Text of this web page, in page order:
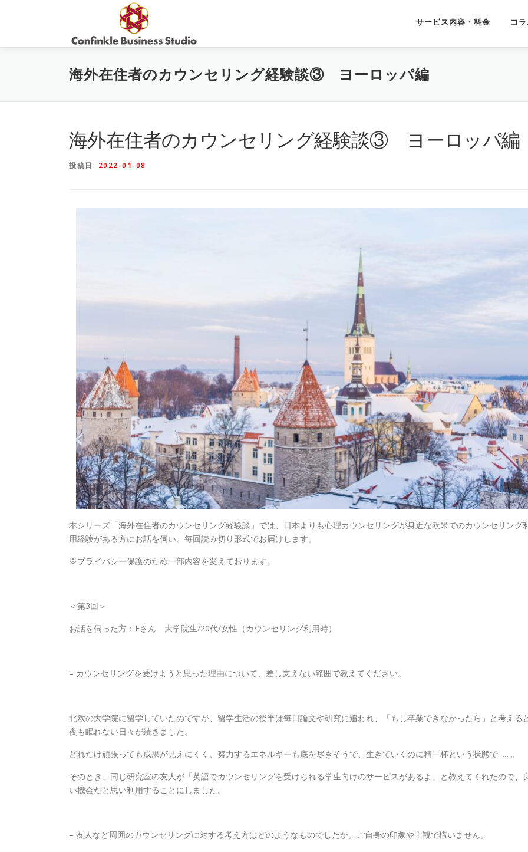
ン
サービス内容・料金 コ
海外在住者のカウンセリング経験談③ ヨーロッパ編
海外在住者のカウンセリング経験談③ ヨーロッパ編
投稿日: 2022-01-08
本シリーズ「海外在住者のカウンセリング経験談」では、日本よりも心理カウンセリングが身近な欧米でのカウンセリング
用経験がある方にお話を伺い、毎回読み切り形式でお届けします。
※プライバシー保護のため一部内容を変えております。
＜第3回＞
お話を伺った方：Eさん 大学院生/20代/女性（カウンセリング利用時）
– カウンセリングを受けようと思った理由について、差し支えない範囲で教えてください。
北欧の大学院に留学していたのですが、留学生活の後半は毎日論文や研究に追われ、「もし卒業できなかったら」と考える
夜も眠れない日々が続きました。
どれだけ頑張っても成果が見えにくく、努力するエネルギーも底を尽きそうで、生きていくのに精一杯という状態で……。
そのとき、同じ研究室の友人が「英語でカウンセリングを受けられる学生向けのサービスがあるよ」と教えてくれたので、
い機会だと思い利用することにしました。
– 友人など周囲のカウンセリングに対する考え方はどのようなものでしたか。ご自身の印象や主観で構いません。